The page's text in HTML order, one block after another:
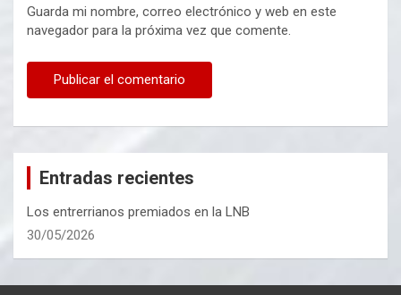
Guarda mi nombre, correo electrónico y web en este
navegador para la próxima vez que comente.
Entradas recientes
Los entrerrianos premiados en la LNB
30/05/2026